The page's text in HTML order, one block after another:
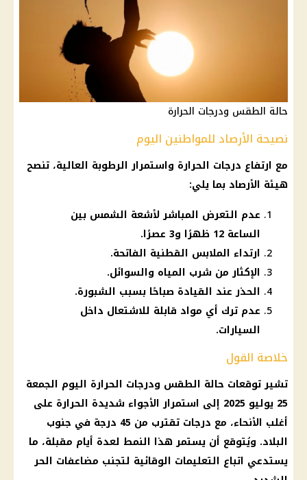
حالة الطقس ودرجات الحرارة
نصيحة الأرصاد للمواطنين اليوم
مع ارتفاع درجات الحرارة واستمرار الرطوبة العالية، تنصح
هيئة الأرصاد بما يلي:
عدم التعرض المباشر لأشعة الشمس بين
الساعة 12 ظهرًا و3 عصرًا.
ارتداء الملابس القطنية الفاتحة.
الإكثار من شرب المياه والسوائل.
الحذر عند القيادة صباحًا بسبب الشبورة.
عدم ترك أي مواد قابلة للاشتعال داخل
السيارات.
خلاصة القول
تشير توقعات حالة الطقس ودرجات الحرارة اليوم الجمعة
25 يوليو 2025 إلى استمرار الأجواء شديدة الحرارة على
أغلب الأنحاء، مع درجات تقترب من 45 درجة في جنوب
البلاد. ويُتوقع أن يستمر هذا النمط لعدة أيام مقبلة، ما
يستدعي اتباع التعليمات الوقائية لتجنب مضاعفات الحر